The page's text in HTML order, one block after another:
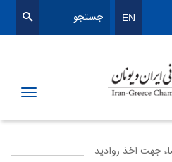
EN
جهت اخذ روادید